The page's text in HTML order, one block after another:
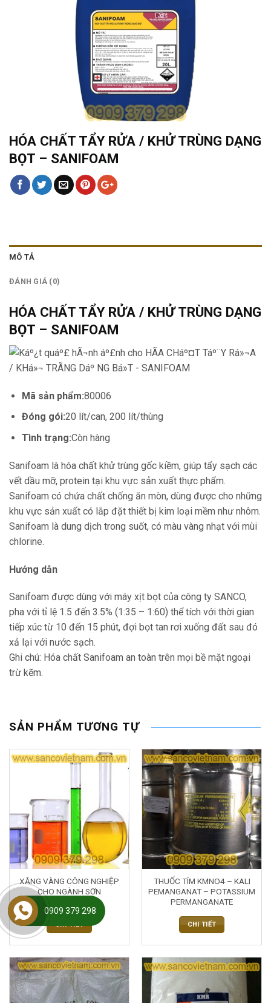
HÓA CHẤT TẨY RỬA / KHỬ TRÙNG DẠNG
BỌT – SANIFOAM
MÔ TẢ
ĐÁNH GIÁ (0)
HÓA CHẤT TẨY RỬA / KHỬ TRÙNG DẠNG
BỌT – SANIFOAM
Mã sản phẩm:80006
Đóng gói:20 lít/can, 200 lít/thùng
Tình trạng:Còn hàng
Sanifoam là hóa chất khử trùng gốc kiềm, giúp tẩy sạch các
vết dầu mỡ, protein tại khu vực sản xuất thực phẩm.
Sanifoam có chứa chất chống ăn mòn, dùng được cho những
khu vực sản xuất có lắp đặt thiết bị kim loại mềm như nhôm.
Sanifoam là dung dịch trong suốt, có màu vàng nhạt với mùi
chlorine.
Hướng dẫn
Sanifoam được dùng với máy xịt bọt của công ty SANCO,
pha với tỉ lệ 1.5 đến 3.5% (1:35 – 1:60) thể tích với thời gian
tiếp xúc từ 10 đến 15 phút, đợi bọt tan rơi xuống đất sau đó
xả lại với nước sạch.
Ghi chú: Hóa chất Sanifoam an toàn trên mọi bề mặt ngoại
trừ kẽm.
SẢN PHẨM TƯƠNG TỰ
XĂNG VÀNG CÔNG NGHIỆP
CHO NGÀNH SƠN
THUỐC TÍM KMNO4 – KALI
PEMANGANAT – POTASSIUM
PERMANGANATE
CHI TIẾT
0909 379 298